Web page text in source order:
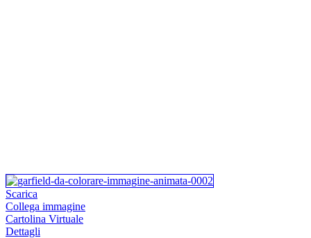
Scarica
Collega immagine
Cartolina Virtuale
Dettagli